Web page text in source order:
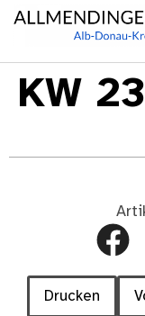
KW 23
Drucken